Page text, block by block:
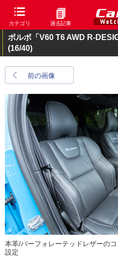
カテゴリ 過去記事
ボルボ「V60 T6 AWD R-
(16/40)
前の画像
本革/パーフォレーテッドレザーの
設定